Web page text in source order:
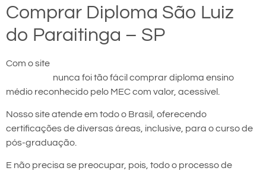
Comprar Diploma São Luiz
do Paraitinga – SP
Com o site
nunca foi tão fácil comprar diploma ensino
médio reconhecido pelo MEC com valor, acessível.
Nosso site atende em todo o Brasil, oferecendo
certificações de diversas áreas, inclusive, para o curso de
pós-graduação.
E não precisa se preocupar, pois, todo o processo de